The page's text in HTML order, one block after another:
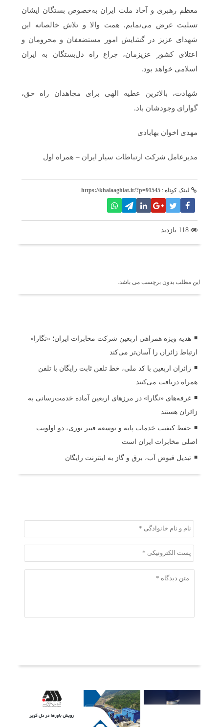
معظم رهبری و آحاد ملت ایران به‌خصوص بستگان ایشان
تسلیت عرض می‌نمایم. همت والا و تلاش خالصانه این
شهدای عزیز در گشایش امور مستضعفان و محرومان و
اعتلای کشور عزیزمان،‌ چراغ راه دل‌بستگان به ایران
اسلامی خواهد بود.
شهادت، بالاترین عطیه الهی برای مجاهدان راه حق،
گوارای وجودشان باد.
مهدی اخوان بهابادی
مدیرعامل شرکت ارتباطات سیار ایران – همراه اول
لینک کوتاه : https://khalaaghiat.ir/?p=91545
این مطلب بدون برچسب می باشد.
هدیه ویژه همراهی اربعین شرکت مخابرات ایران؛ «نگارا»
ارتباط زائران را آسان‌تر می‌کند
زائران اربعین با کد ملی، خط تلفن ثابت رایگان با تلفن
همراه دریافت می‌کنند
غرفه‌های «نگارا» در مرزهای اربعین آماده خدمت‌رسانی به
زائران هستند
حفظ کیفیت خدمات پایه و توسعه فیبر نوری، دو اولویت
اصلی مخابرات ایران است
تبدیل قبوض آب، برق و گاز به اینترنت رایگان